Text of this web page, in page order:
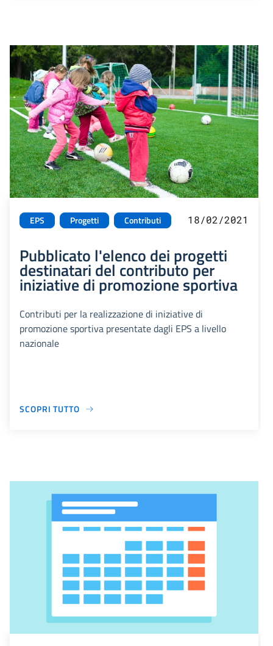
EPS Progetti Contributi 18/02/2021
Pubblicato l'elenco dei progetti
destinatari del contributo per
iniziative di promozione sportiva
Contributi per la realizzazione di iniziative di
promozione sportiva presentate dagli EPS a livello
nazionale
SCOPRI TUTTO